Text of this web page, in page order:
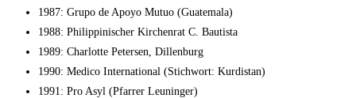
1987: Grupo de Apoyo Mutuo (Guatemala)
1988: Philippinischer Kirchenrat C. Bautista
1989: Charlotte Petersen, Dillenburg
1990: Medico International (Stichwort: Kurdistan)
1991: Pro Asyl (Pfarrer Leuninger)